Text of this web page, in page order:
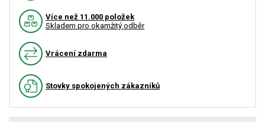
Více než 11.000 položek
Skladem pro okamžitý odběr
Vrácení zdarma
Stovky spokojených zákazníků